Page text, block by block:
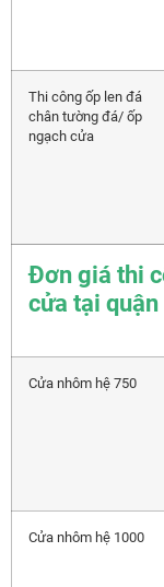
Thi công ốp len đá
chân tường đá/ ốp
ngạch cửa
Đơn giá thi
cửa tại quận
Cửa nhôm hệ 750
Cửa nhôm hệ 1000